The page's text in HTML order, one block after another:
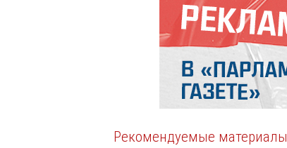
Рекомендуемые материалы